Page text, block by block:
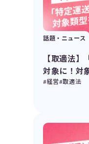
話題・ニュース
【取適法】
対象に！対
#経営#取適法